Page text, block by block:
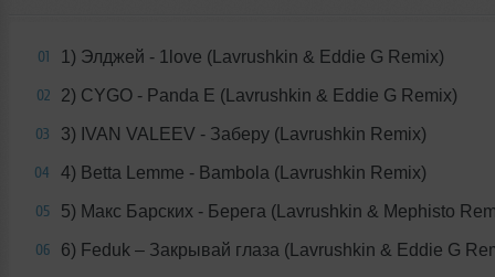
01 1) Элджей - 1love (Lavrushkin & Eddie G Remix)
02 2) CYGO - Panda E (Lavrushkin & Eddie G Remix)
03 3) IVAN VALEEV - Заберу (Lavrushkin Remix)
04 4) Betta Lemme - Bambola (Lavrushkin Remix)
05 5) Макс Барских - Берега (Lavrushkin & Mephisto
06 6) Feduk – Закрывай глаза (Lavrushkin & Eddie G